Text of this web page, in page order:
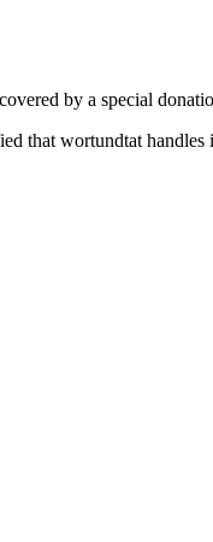
by a special
that wortundtat handles